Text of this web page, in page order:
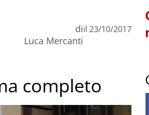
di
Luca Mercanti
il 23/10/2017
completo